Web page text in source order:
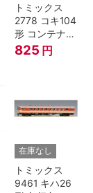
トミックス
2778 コキ104
形 コンテナな
し
825 円
在庫なし
トミックス
9461 キハ26